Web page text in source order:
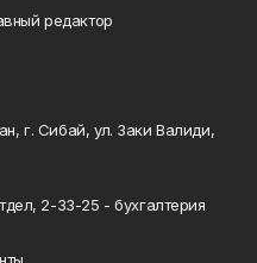
редактор
г. Сибай, ул. Заки Валиди,
2-33-25 - бухгалтерия